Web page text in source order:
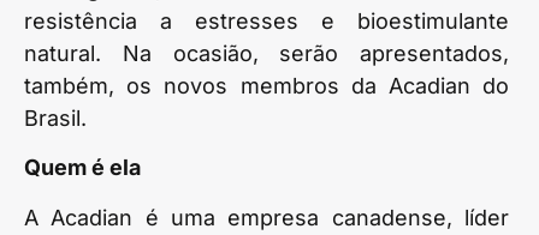
resistência a estresses e bioestimulante
natural. Na ocasião, serão apresentados,
também, os novos membros da Acadian do
Brasil.
Quem é ela
A Acadian é uma empresa canadense, líder